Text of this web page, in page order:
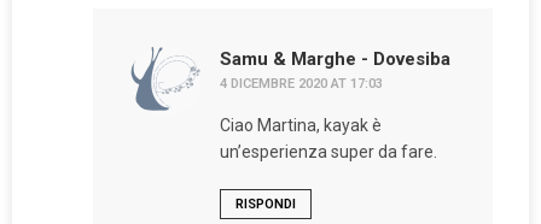
Samu & Marghe - Dovesiba
4 DICEMBRE 2020 AT 17:03
Ciao Martina, kayak è
un’esperienza super da fare.
RISPONDI